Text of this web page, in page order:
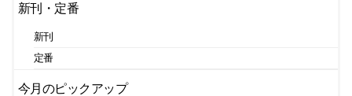
新刊・定番
新刊
定番
今月のピックアップ